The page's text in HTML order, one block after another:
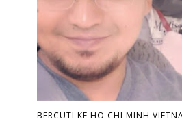
BERCUTI KE HO CHI MINH